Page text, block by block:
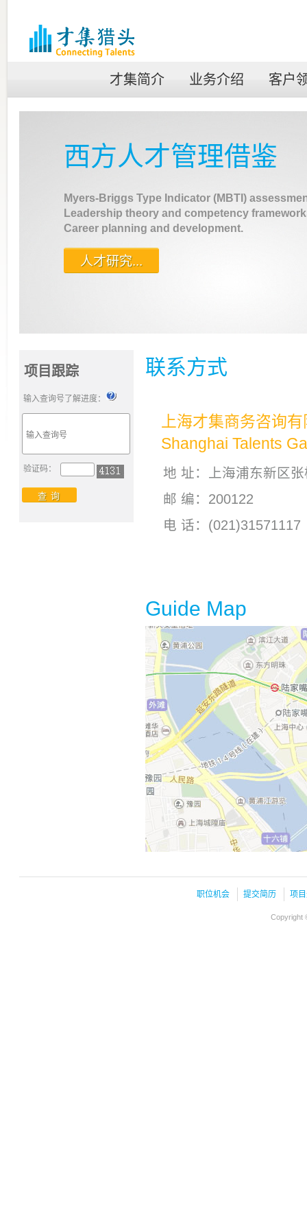
才集简介 业务介绍 客户
项目跟踪
输入查询号了解进度：
验证码：
联系方式
上海才集商务咨询有
Shanghai Talents
地 址：上海浦东新区张
邮 编：200122
电 话：(021)31571117
Guide Map
职位机会 提交简历 项
Copyright